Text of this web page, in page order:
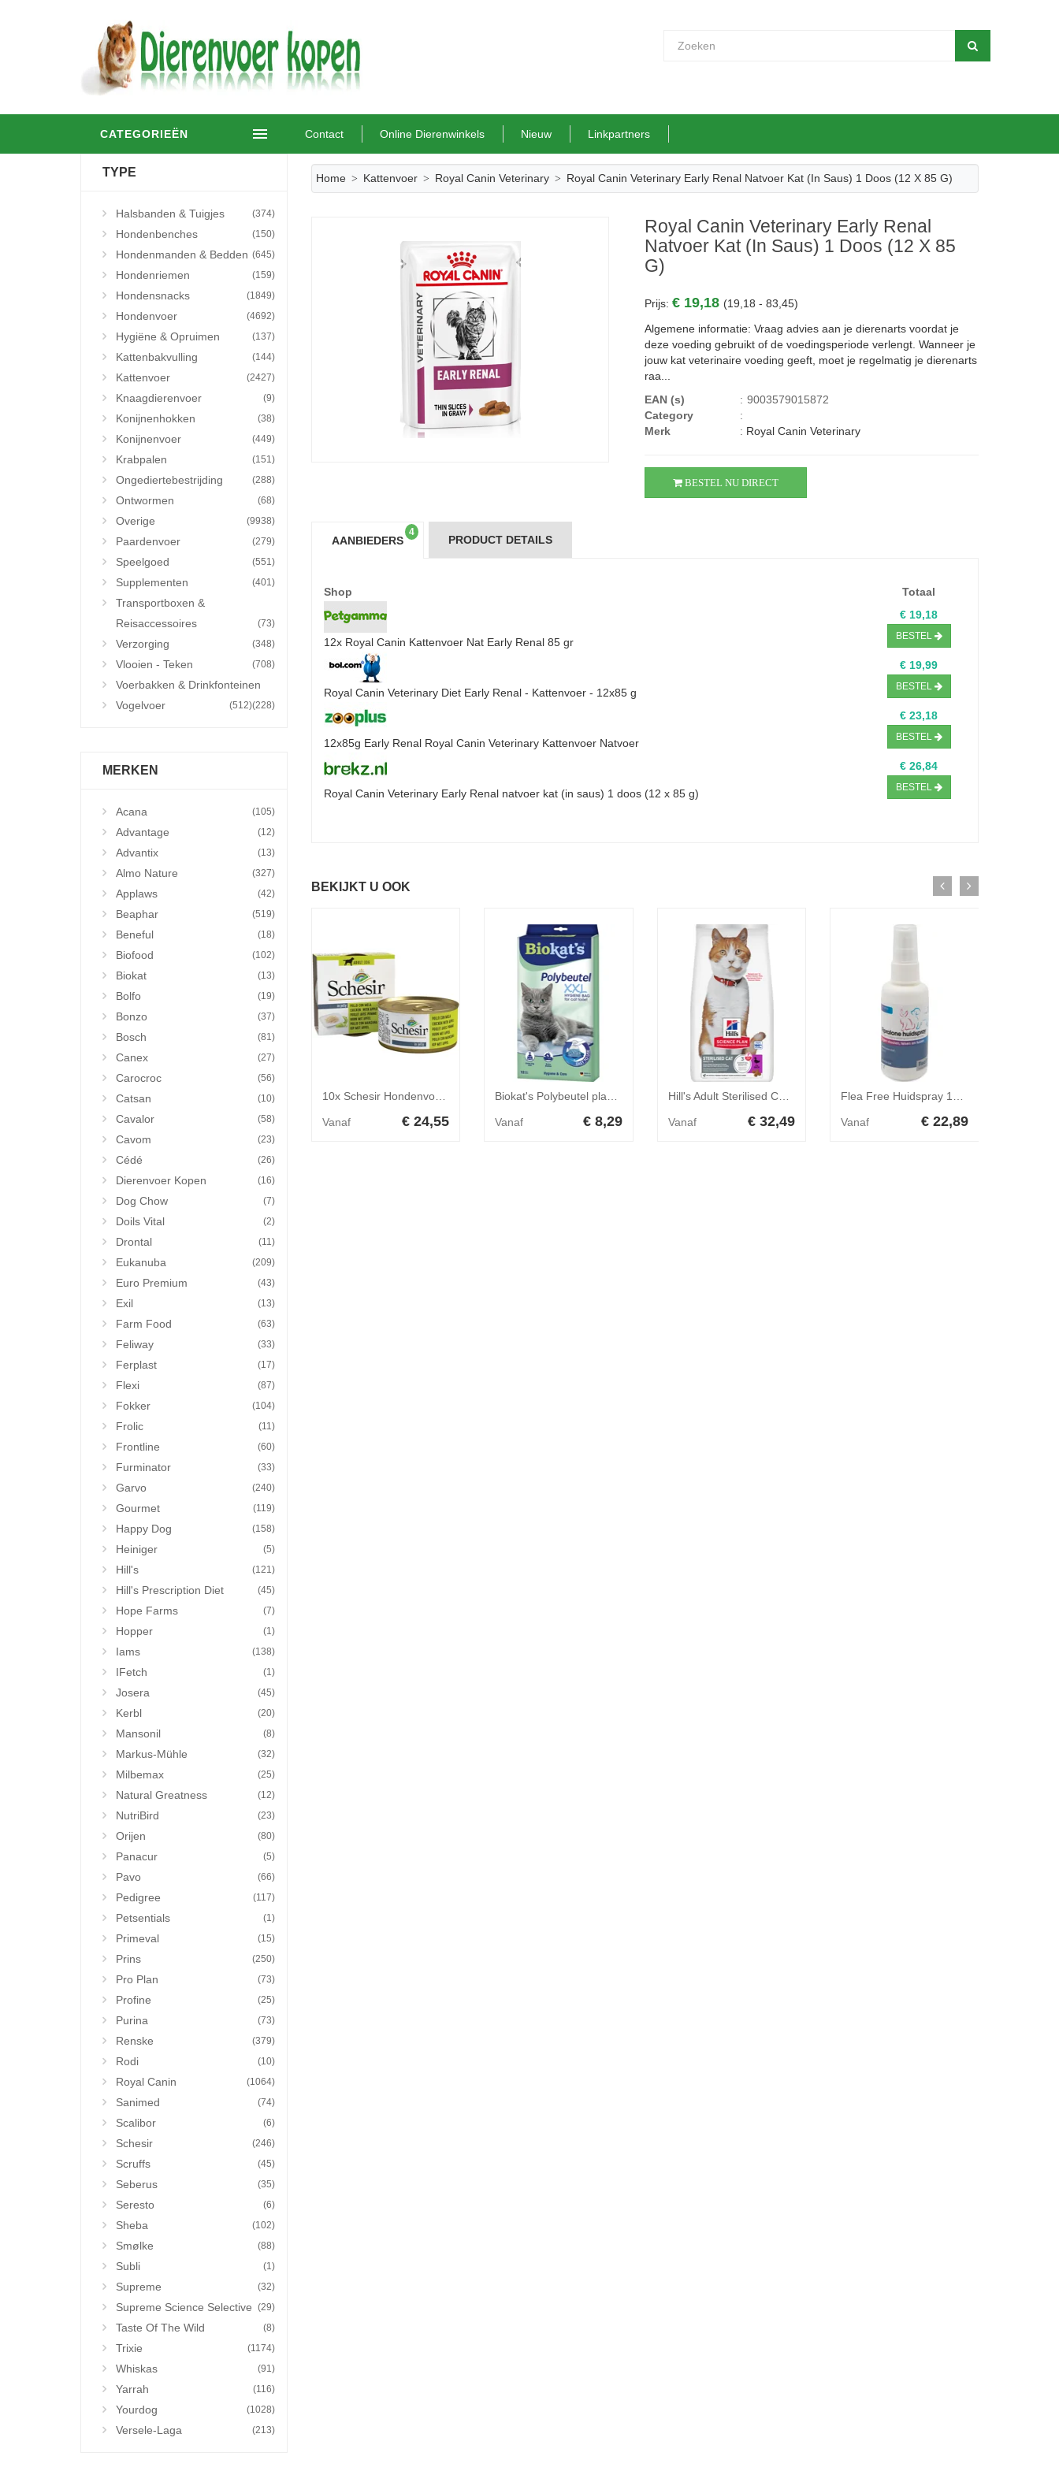
CATEGORIEËN Contact Online Dierenwinkels Nieuw Linkpartners
TYPE
Halsbanden & Tuigjes (374)
Hondenbenches (150)
Hondenmanden & Bedden (645)
Hondenriemen (159)
Hondensnacks (1849)
Hondenvoer (4692)
Hygiëne & Opruimen (137)
Kattenbakvulling (144)
Kattenvoer (2427)
Knaagdierenvoer (9)
Konijnenhokken (38)
Konijnenvoer (449)
Krabpalen (151)
Ongediertebestrijding (288)
Ontwormen (68)
Overige (9938)
Paardenvoer (279)
Speelgoed (551)
Supplementen (401)
Transportboxen &
Reisaccessoires
(73)
Verzorging (348)
Vlooien - Teken (708)
Voerbakken & Drinkfonteinen
(228)
Vogelvoer (512)
MERKEN
Acana (105)
Advantage (12)
Advantix (13)
Almo Nature (327)
Applaws (42)
Beaphar (519)
Beneful (18)
Biofood (102)
Biokat (13)
Bolfo (19)
Bonzo (37)
Bosch (81)
Canex (27)
Carocroc (56)
Catsan (10)
Cavalor (58)
Cavom (23)
Cédé (26)
Dierenvoer Kopen (16)
Dog Chow (7)
Doils Vital (2)
Drontal (11)
Eukanuba (209)
Euro Premium (43)
Exil (13)
Farm Food (63)
Feliway (33)
Ferplast (17)
Flexi (87)
Fokker (104)
Frolic (11)
Frontline (60)
Furminator (33)
Garvo (240)
Gourmet (119)
Happy Dog (158)
Heiniger (5)
Hill's (121)
Hill's Prescription Diet (45)
Hope Farms (7)
Hopper (1)
Iams (138)
IFetch (1)
Josera (45)
Kerbl (20)
Mansonil (8)
Markus-Mühle (32)
Milbemax (25)
Natural Greatness (12)
NutriBird (23)
Orijen (80)
Panacur (5)
Pavo (66)
Pedigree (117)
Petsentials (1)
Primeval (15)
Prins (250)
Pro Plan (73)
Profine (25)
Purina (73)
Renske (379)
Rodi (10)
Royal Canin (1064)
Sanimed (74)
Scalibor (6)
Schesir (246)
Scruffs (45)
Seberus (35)
Seresto (6)
Sheba (102)
Smølke (88)
Subli (1)
Supreme (32)
Supreme Science Selective (29)
Taste Of The Wild (8)
Trixie (1174)
Whiskas (91)
Yarrah (116)
Yourdog (1028)
Versele-Laga (213)
Home Kattenvoer Royal Canin Veterinary Royal Canin Veterinary Early Renal Natvoer Kat (in Saus) 1 Doos (12 X 85 G)
Royal Canin Veterinary Early Renal
Natvoer Kat (in Saus) 1 Doos (12 X 85
G)
Prijs:€ 19,18 (19,18 - 83,45)
Algemene informatie: Vraag advies aan je dierenarts voordat je
deze voeding gebruikt of de voedingsperiode verlengt. Wanneer je
jouw kat veterinaire voeding geeft, moet je regelmatig je dierenarts
raa...
EAN (s)
: 9003579015872
Category
:
Merk
: Royal Canin Veterinary
BESTEL NU DIRECT
AANBIEDERS
4
PRODUCT DETAILS
Shop Totaal
12x Royal Canin Kattenvoer Nat Early Renal 85 gr
€ 19,18
BESTEL
Royal Canin Veterinary Diet Early Renal - Kattenvoer - 12x85 g
€ 19,99
BESTEL
12x85g Early Renal Royal Canin Veterinary Kattenvoer Natvoer
€ 23,18
BESTEL
Royal Canin Veterinary Early Renal natvoer kat (in saus) 1 doos (12 x 85 g)
€ 26,84
BESTEL
BEKIJKT U OOK
10x Schesir Hondenvoer Kip - Appel 150 gr
Vanaf € 24,55 Vanaf € 8,29
Hill's Adult Sterilised Cat met eend kattenvoer 2 x 3 kg
Vanaf € 32,49 Vanaf € 22,89